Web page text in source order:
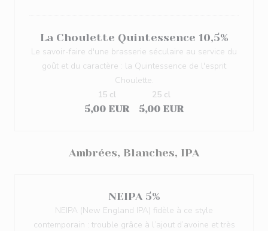
La Choulette Quintessence 10,5%
Le savoir-faire d'une brasserie séculaire au service du
goût et du caractère : la Quintessence de l'esprit
Choulette.
5,00 EUR
15 cl
5,00 EUR
25 cl
Ambrées, Blanches, IPA
NEIPA 5%
NEIPA (New England IPA) fidèle à ce style
contemporain : trouble grâce à l’ajout d’avoine et très